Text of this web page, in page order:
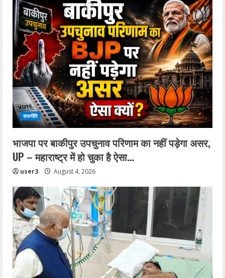
राजनीति
भाजपा पर बाकीपुर उपचुनाव परिणाम का नहीं पड़ेगा असर,
UP – महाराष्ट्र में हो चुका है ऐसा…
user3 August 4, 2026